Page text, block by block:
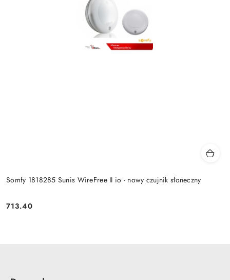
Somfy 1818285 Sunis WireFree II io - nowy czujnik słoneczny
Cena:
713.40